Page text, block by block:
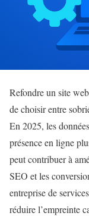
Refondre un site
de choisir entre
En 2025, les
présence en ligne
peut contribuer à
SEO et les
entreprise de
réduire l’empreinte